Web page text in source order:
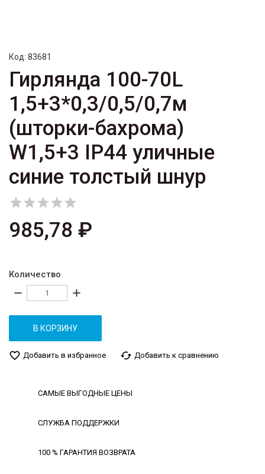
Код: 83681
Гирлянда 100-70L
1,5+3*0,3/0,5/0,7м
(шторки-бахрома)
W1,5+3 IP44 уличные
синие толстый шнур

985,78 ₽
Количество
remove add
В КОРЗИНУ
favorite_border Добавить в избранное cached Добавить к сравнению
САМЫЕ ВЫГОДНЫЕ ЦЕНЫ
СЛУЖБА ПОДДЕРЖКИ
100 % ГАРАНТИЯ ВОЗВРАТА